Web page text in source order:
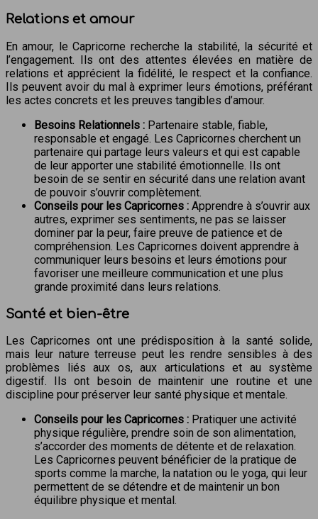
Relations et amour
En amour, le Capricorne recherche la stabilité, la sécurité et
l’engagement. Ils ont des attentes élevées en matière de
relations et apprécient la fidélité, le respect et la confiance.
Ils peuvent avoir du mal à exprimer leurs émotions, préférant
les actes concrets et les preuves tangibles d’amour.
Besoins Relationnels : Partenaire stable, fiable,
responsable et engagé. Les Capricornes cherchent un
partenaire qui partage leurs valeurs et qui est capable
de leur apporter une stabilité émotionnelle. Ils ont
besoin de se sentir en sécurité dans une relation avant
de pouvoir s’ouvrir complètement.
Conseils pour les Capricornes : Apprendre à s’ouvrir aux
autres, exprimer ses sentiments, ne pas se laisser
dominer par la peur, faire preuve de patience et de
compréhension. Les Capricornes doivent apprendre à
communiquer leurs besoins et leurs émotions pour
favoriser une meilleure communication et une plus
grande proximité dans leurs relations.
Santé et bien-être
Les Capricornes ont une prédisposition à la santé solide,
mais leur nature terreuse peut les rendre sensibles à des
problèmes liés aux os, aux articulations et au système
digestif. Ils ont besoin de maintenir une routine et une
discipline pour préserver leur santé physique et mentale.
Conseils pour les Capricornes : Pratiquer une activité
physique régulière, prendre soin de son alimentation,
s’accorder des moments de détente et de relaxation.
Les Capricornes peuvent bénéficier de la pratique de
sports comme la marche, la natation ou le yoga, qui leur
permettent de se détendre et de maintenir un bon
équilibre physique et mental.